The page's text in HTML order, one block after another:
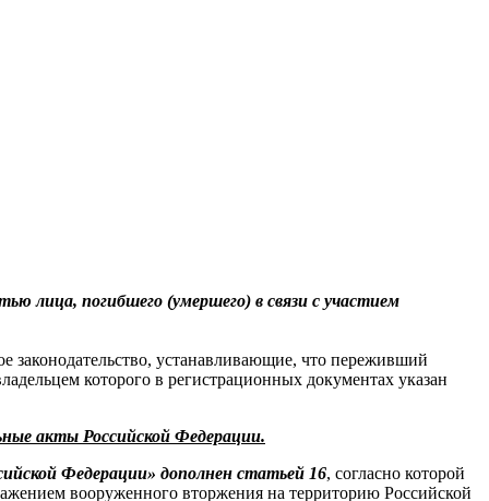
лица, погибшего (умершего) в связи с участием
законодательство, устанавливающие, что переживший
которого в регистрационных документах указан
акты Российской Федерации.
Федерации» дополнен статьей 16, согласно которой
вооруженного вторжения на территорию Российской